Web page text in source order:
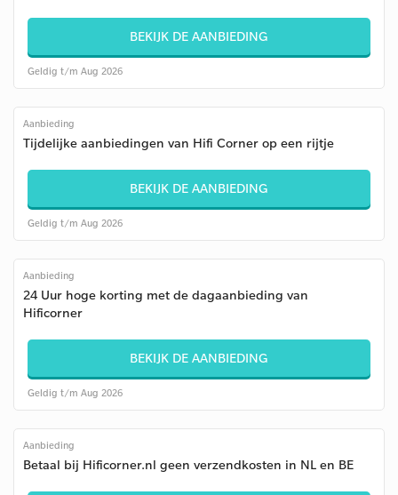
BEKIJK DE AANBIEDING
Geldig t/m Aug 2026
Aanbieding
Tijdelijke aanbiedingen van Hifi Corner op een rijtje
BEKIJK DE AANBIEDING
Geldig t/m Aug 2026
Aanbieding
24 Uur hoge korting met de dagaanbieding van
Hificorner
BEKIJK DE AANBIEDING
Geldig t/m Aug 2026
Aanbieding
Betaal bij Hificorner.nl geen verzendkosten in NL en BE